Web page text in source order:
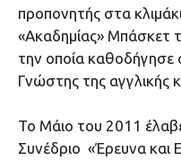
προπονητής στα
«Ακαδημίας» Μπάσκετ
την οποία καθοδήγησε
Γνώστης της αγγλικής
Το Μάιο του 2011
Συνέδριο «Έρευνα και